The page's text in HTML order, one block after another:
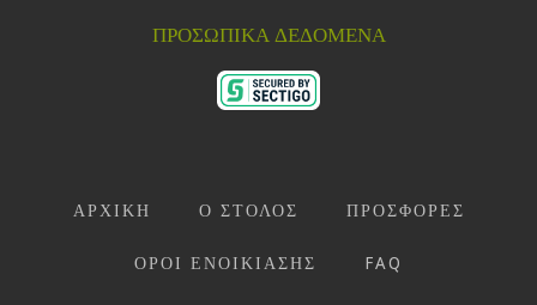
ΠΡΟΣΩΠΙΚΑ ΔΕΔΟΜΕΝΑ
ΑΡΧΙΚΗ Ο ΣΤΟΛΟΣ ΠΡΟΣΦΟΡΕΣ
ΟΡΟΙ ΕΝΟΙΚΙΑΣΗΣ FAQ